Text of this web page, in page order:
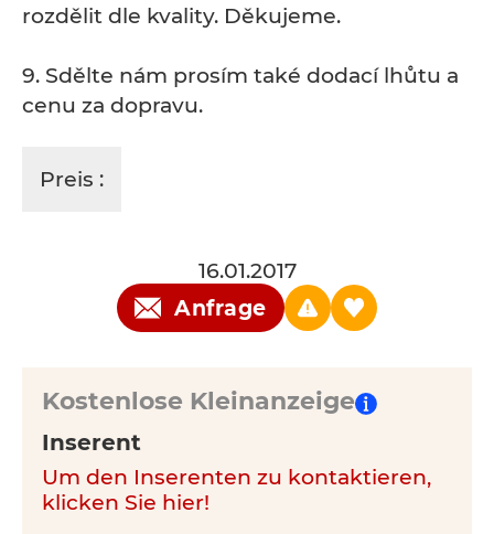
rozdělit dle kvality. Děkujeme.
9. Sdělte nám prosím také dodací lhůtu a
cenu za dopravu.
Preis :
16.01.2017
Anfrage
Kostenlose Kleinanzeige
Inserent
Um den Inserenten zu kontaktieren,
klicken Sie hier!